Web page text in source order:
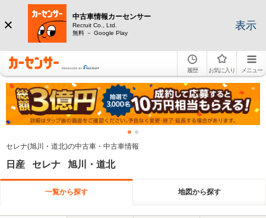
中古車情報カーセンサー
Recruit Co., Ltd.
無料 － Google Play
表示
履歴 お気に入り メニュー
セレナ(旭川・道北)の中古車・中古車情報
日産 セレナ 旭川・道北
一覧から探す 地図から探す